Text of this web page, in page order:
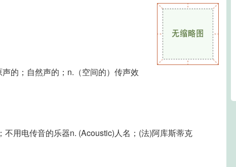
的；自然声的；n.（空间的）传声效
用电传音的乐器n. (Acoustic)人名；(法)阿库斯蒂克